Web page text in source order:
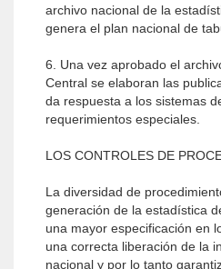
archivo nacional de la
genera el plan nacional de
6. Una vez aprobado el
Central se elaboran las
da respuesta a los sistemas
requerimientos especiales.
LOS CONTROLES DE
La diversidad de
generación de la estadística
una mayor especificación en
una correcta liberación de la
nacional y por lo tanto